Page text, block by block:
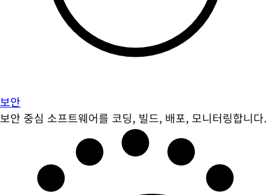
보안
보안 중심 소프트웨어를 코딩, 빌드, 배포, 모니터링합니다.